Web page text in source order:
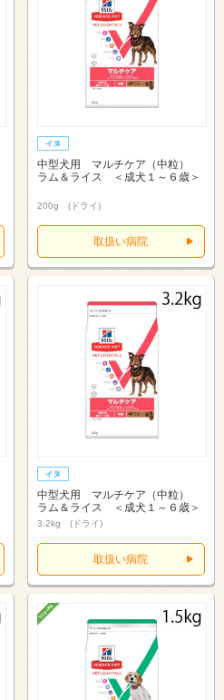
中型犬用 マルチケア（中粒）
ラム＆ライス ＜成犬１～６歳＞
200g (ドライ)
取扱い病院
中型犬用 マルチケア（中粒）
ラム＆ライス ＜成犬１～６歳＞
3.2kg (ドライ)
取扱い病院